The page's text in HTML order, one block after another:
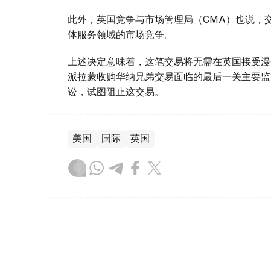
此外，英国竞争与市场管理局（CMA）也说，
体服务领域的市场竞争。
上述决定意味着，这笔交易将无需在英国接受
派拉蒙收购华纳兄弟交易面临的最后一关主要
讼，试图阻止这交易。
美国 国际 英国